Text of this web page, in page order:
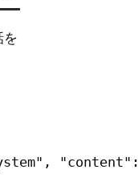
を
"content":